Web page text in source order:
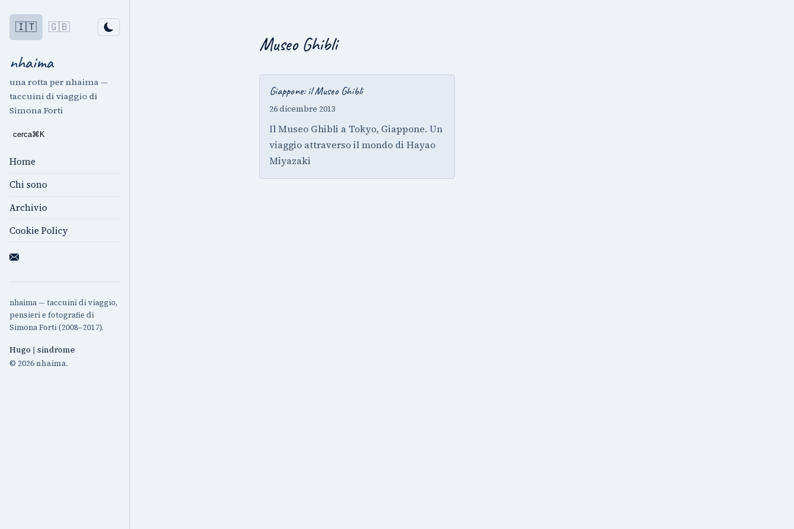
🇮🇹 🇬🇧
nhaima
una rotta per nhaima —
taccuini di viaggio di
Simona Forti
cerca⌘ K
Home
Chi sono
Archivio
Cookie Policy
nhaima — taccuini di viaggio,
pensieri e fotografie di
Simona Forti (2008–2017).
Hugo | sindrome
© 2026 nhaima.
Museo Ghibli
Giappone: il Museo Ghibli
26 dicembre 2013
Il Museo Ghibli a Tokyo, Giappone. Un
viaggio attraverso il mondo di Hayao
Miyazaki